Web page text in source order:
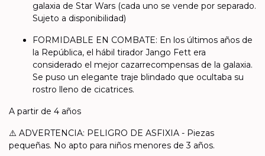
galaxia de Star Wars (cada uno se vende por separado.
Sujeto a disponibilidad)
FORMIDABLE EN COMBATE: En los últimos años de
la República, el hábil tirador Jango Fett era
considerado el mejor cazarrecompensas de la galaxia.
Se puso un elegante traje blindado que ocultaba su
rostro lleno de cicatrices.
A partir de 4 años
⚠️ ADVERTENCIA: PELIGRO DE ASFIXIA - Piezas
pequeñas. No apto para niños menores de 3 años.